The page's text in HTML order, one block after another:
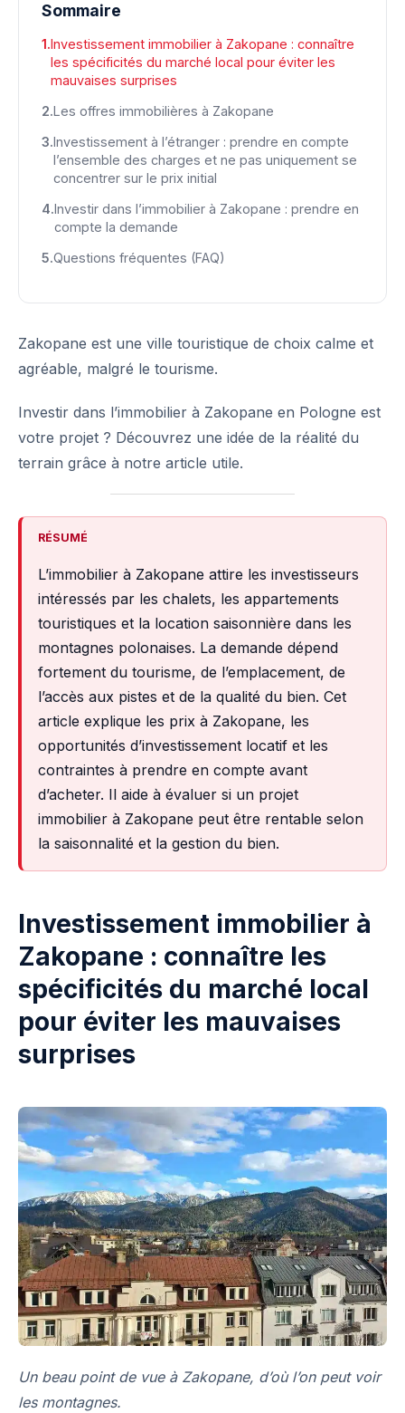
Sommaire
Investissement immobilier à Zakopane : connaître
les spécificités du marché local pour éviter les
mauvaises surprises
Les offres immobilières à Zakopane
Investissement à l’étranger : prendre en compte
l’ensemble des charges et ne pas uniquement se
concentrer sur le prix initial
Investir dans l’immobilier à Zakopane : prendre en
compte la demande
Questions fréquentes (FAQ)
Zakopane est une ville touristique de choix calme et
agréable, malgré le tourisme.
Investir dans l’immobilier à Zakopane en Pologne est
votre projet ? Découvrez une idée de la réalité du
terrain grâce à notre article utile.
RÉSUMÉ
L’immobilier à Zakopane attire les investisseurs
intéressés par les chalets, les appartements
touristiques et la location saisonnière dans les
montagnes polonaises. La demande dépend
fortement du tourisme, de l’emplacement, de
l’accès aux pistes et de la qualité du bien. Cet
article explique les prix à Zakopane, les
opportunités d’investissement locatif et les
contraintes à prendre en compte avant
d’acheter. Il aide à évaluer si un projet
immobilier à Zakopane peut être rentable selon
la saisonnalité et la gestion du bien.
Investissement immobilier à
Zakopane : connaître les
spécificités du marché local
pour éviter les mauvaises
surprises
Un beau point de vue à Zakopane, d’où l’on peut voir
les montagnes.